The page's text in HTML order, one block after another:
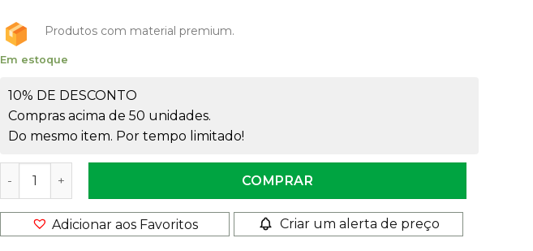
Produtos com material premium.
Em estoque
10% DE DESCONTO
Compras acima de 50 unidades.
Do mesmo item. Por tempo limitado!
COMPRAR
Adicionar aos Favoritos Criar um alerta de preço